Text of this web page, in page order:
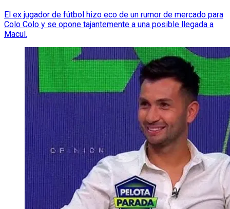
El ex jugador de fútbol hizo eco de un rumor de mercado para
Colo Colo y se opone tajantemente a una posible llegada a
Macul.